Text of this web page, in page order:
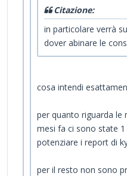
Citazione:
in particolare verrà
dover abinare le
cosa intendi
per quanto riguarda le
mesi fa ci sono state
potenziare i report di
per il resto non sono